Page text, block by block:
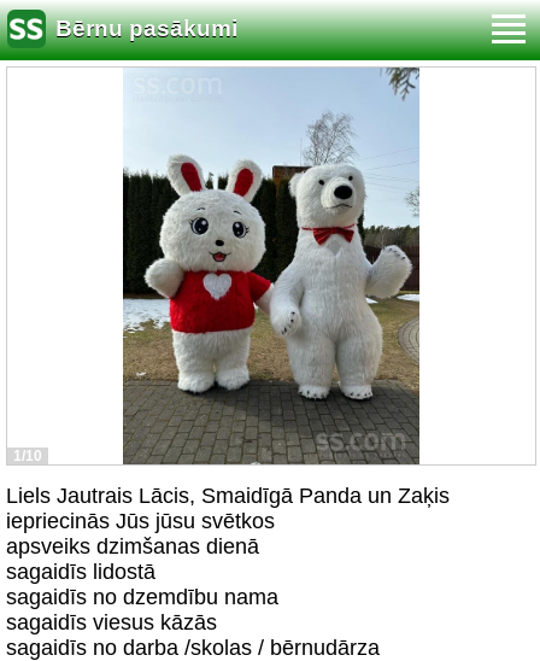
Bērnu pasākumi
1/10
Liels Jautrais Lācis, Smaidīgā Panda un Zaķis
iepriecinās Jūs jūsu svētkos
apsveiks dzimšanas dienā
sagaidīs lidostā
sagaidīs no dzemdību nama
sagaidīs viesus kāzās
sagaidīs no darba /skolas / bērnudārza